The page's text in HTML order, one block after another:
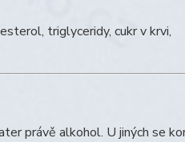
triglyceridy, cukr v krvi,
právě alkohol. U jiných se